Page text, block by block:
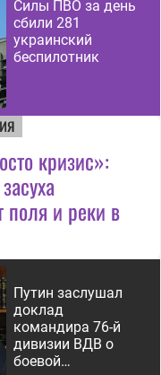
Силы ПВО за день
сбили 281
украинский
беспилотник
кризис»:
поля и реки в
Путин заслушал
доклад
командира 76-й
дивизии ВДВ о
боевой